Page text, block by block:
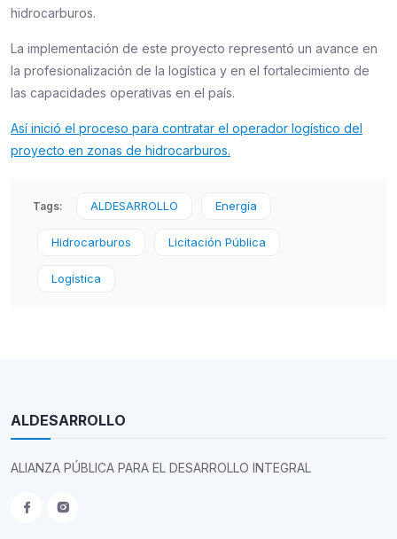
hidrocarburos.
La implementación de este proyecto representó un avance en
la profesionalización de la logística y en el fortalecimiento de
las capacidades operativas en el país.
Así inició el proceso para contratar el operador logístico del
proyecto en zonas de hidrocarburos.
Tags: ALDESARROLLO Energía
Hidrocarburos Licitación Pública
Logística
ALDESARROLLO
ALIANZA PÚBLICA PARA EL DESARROLLO INTEGRAL